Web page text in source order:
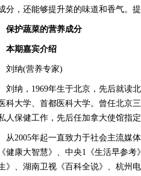
分，还能够提升菜的味道和香气。提
保护蔬菜的营养成分
本期嘉宾介绍
纳(营养专家)
纳，1969年生于北京，先后就读北
科大学、首都医科大学。曾任北京
人保健工作，先后任加拿大使馆指
2005年起一直致力于社会主流媒体
健康大智慧》、中央1《生活早参
》、湖南卫视《百科全说》、杭州